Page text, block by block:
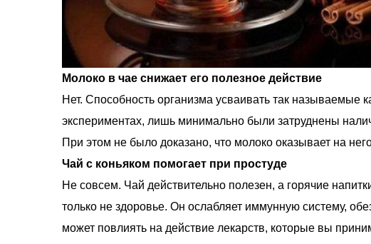
Молоко в чае снижает его полезное действие
Нет. Способность организма усваивать так называемые
экспериментах, лишь минимально были затруднены
При этом не было доказано, что молоко оказывает на
Чай с коньяком помогает при простуде
Не совсем. Чай действительно полезен, а горячие
только не здоровье. Он ослабляет иммунную систему,
может повлиять на действие лекарств, которые вы